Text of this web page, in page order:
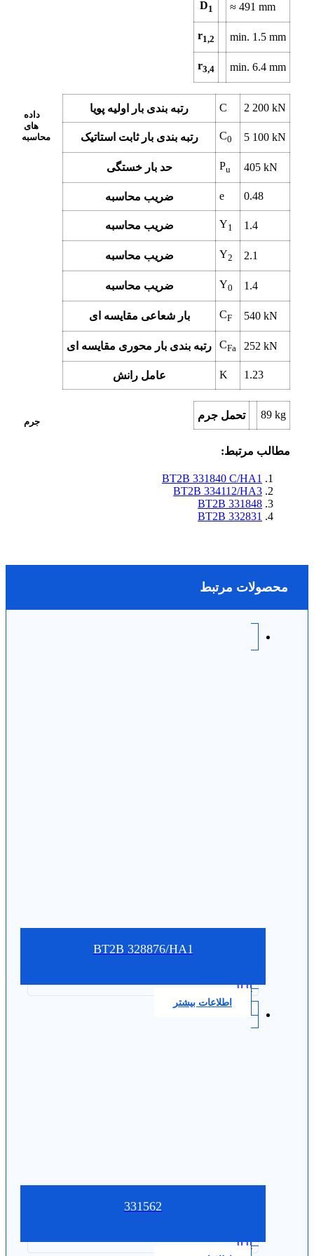
D1 ≈ 491mm
r1,2 min. 1.5mm
r3,4 min. 6.4mm
داده
های
محاسبه
رتبه بندی بار اولیه پویا C 2 200kN
رتبه بندی بار ثابت استاتیک C0 5 100kN
حد بار خستگی Pu 405kN
ضریب محاسبه e 0.48
ضریب محاسبه Y1 1.4
ضریب محاسبه Y2 2.1
ضریب محاسبه Y0 1.4
بار شعاعی مقایسه ای CF 540kN
رتبه بندی بار محوری مقایسه ای CFa 252kN
عامل رانش K 1.23
جرم
تحمل جرم 89kg
مطالب مرتبط:
BT2B 331840 C/HA1
BT2B 334112/HA3
BT2B 331848
BT2B 332831
محصولات مرتبط
BT2B 328876/HA1
0.0
اطلاعات بیشتر
331562
0.0